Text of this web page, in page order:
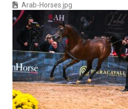
Arab-Horses.jpg